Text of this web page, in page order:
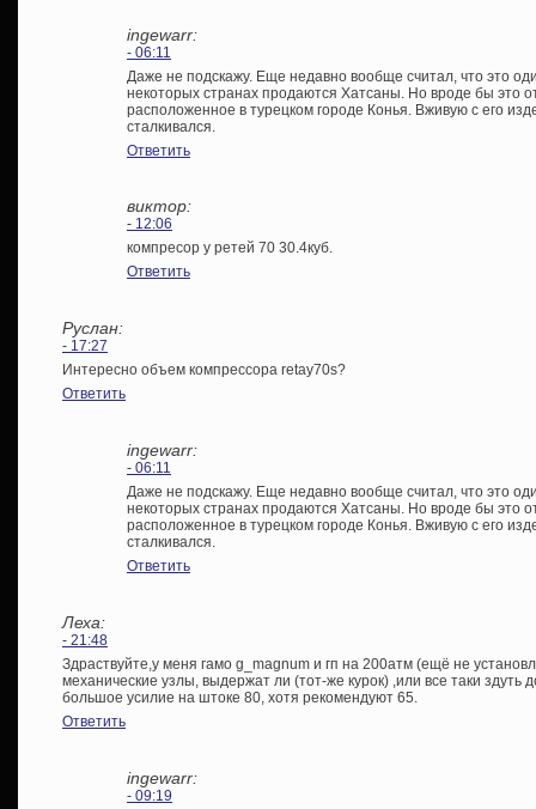
ingewarr:
- 06:11
Даже не подскажу. Еще недавно вообще считал, что это
некоторых странах продаются Хатсаны. Но вроде бы это
расположенное в турецком городе Конья. Вживую с его
сталкивался.
Ответить
виктор:
- 12:06
компресор у ретей 70 30.4куб.
Ответить
Руслан:
- 17:27
Интересно объем компрессора retay70s?
Ответить
ingewarr:
- 06:11
Даже не подскажу. Еще недавно вообще считал, что это
некоторых странах продаются Хатсаны. Но вроде бы это
расположенное в турецком городе Конья. Вживую с его
сталкивался.
Ответить
Леха:
- 21:48
Здраствуйте,у меня гамо g_magnum и гп на 200атм (ещё не
механические узлы, выдержат ли (тот-же курок) ,или все таки здуть
большое усилие на штоке 80, хотя рекомендуют 65.
Ответить
ingewarr:
- 09:19